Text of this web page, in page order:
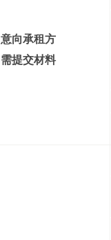
意向承租方
需提交材料